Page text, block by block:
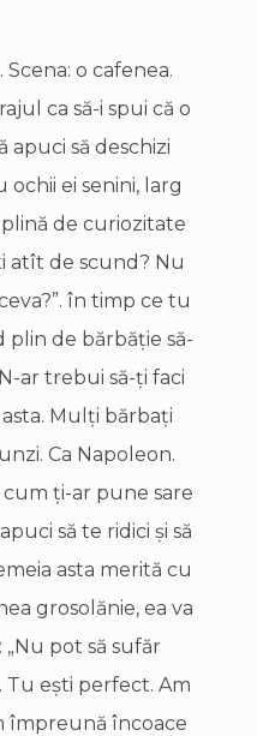
o cafenea.
ca să-i spui că o
apuci să deschizi
ei senini, larg
de curiozitate
atît de scund? Nu
în timp ce tu
de bărbăţie să-
ar trebui să-ţi faci
Mulţi bărbaţi
Ca Napoleon.
cum ţi-ar pune sare
să te ridici şi să
asta merită cu
grosolănie, ea va
pot să sufăr
Tu eşti perfect. Am
împreună încoace